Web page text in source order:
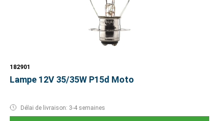
182901
Lampe 12V 35/35W P15d Moto
Délai de livraison: 3-4 semaines